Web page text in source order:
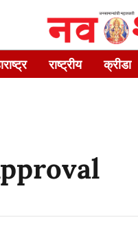
राष्ट्रीय क्रीडा